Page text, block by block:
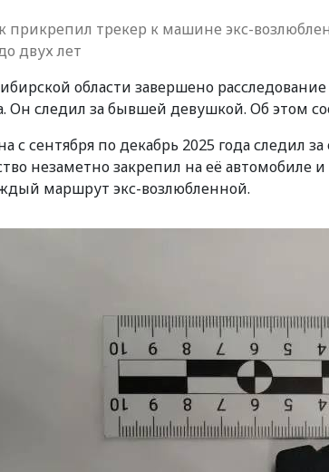
прикрепил трекер к машине экс-
двух лет
области завершено
Он следил за бывшей девушкой. Об этом
с сентября по декабрь 2025 года следил
незаметно закрепил на её
маршрут экс-возлюбленной.